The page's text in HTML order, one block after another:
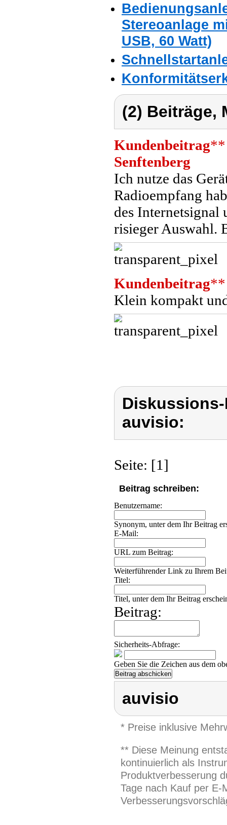
Stereoanlage
USB, 60 Watt)
(2) Beiträge,
Kundenbeitrag**
Senftenberg
Ich nutze das
Radioempfang
des Internetsignal
risieger Auswahl.
Kundenbeitrag**
Klein kompakt
auvisio:
Seite: [1]
Beitrag schreiben:
Benutzername:
Synonym, unter dem Ihr Beitrag
E-Mail:
URL zum Beitrag:
Weiterführender Link zu Ihrem
Titel:
Titel, unter dem Ihr Beitrag
Beitrag:
Sicherheits-Abfrage:
Geben Sie die Zeichen aus dem
auvisio
* Preise inklusive
** Diese Meinung
kontinuierlich als
Produktverbesserung
Tage nach Kauf per E-